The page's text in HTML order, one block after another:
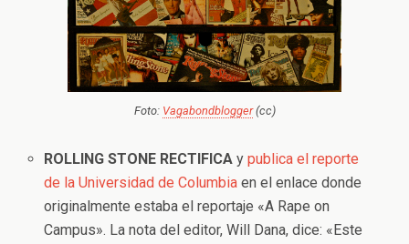
Foto: Vagabondblogger(cc)
ROLLING STONE RECTIFICA ypublica el reporte
de la Universidad de Columbia en el enlace donde
originalmente estaba el reportaje «A Rape on
Campus». La nota del editor, Will Dana, dice: «Este